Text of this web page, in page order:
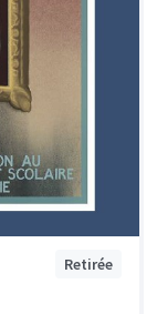
Retirée